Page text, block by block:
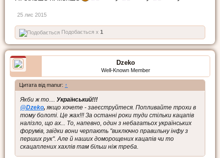
25 лис 2015
Подобається x 1
Dzeko
Well-Known Member
Цитата від manur: ↑
Якби ж то.... Український!!!
@Dzeko, якщо хочете - заеєструйтеся. Попливайте трохи в
тому болоті. Це жах!!! За останні роки туди стільки кацапів
налізло, що ах... То, напевно, один з небагатьох українських
форумів, звідки вони черпають "виключно правильну інфу з
перших рук". Але й наших доморощених кацапів чи то
скацаплених хахлів там більш ніж треба.